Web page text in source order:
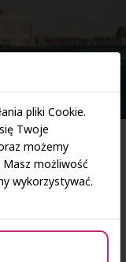
publiczna
pliki Cookie.
Twoje
możemy
Masz możliwość
wykorzystywać.